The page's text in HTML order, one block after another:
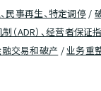
民事再生、特定调停 /
ADR）、经营者保证指
交易和破产 /业务重